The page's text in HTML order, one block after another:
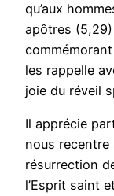
qu’aux
apôtres
les rappelle
joie du réveil
Il apprécie
nous recentre
résurrection
l’Esprit saint